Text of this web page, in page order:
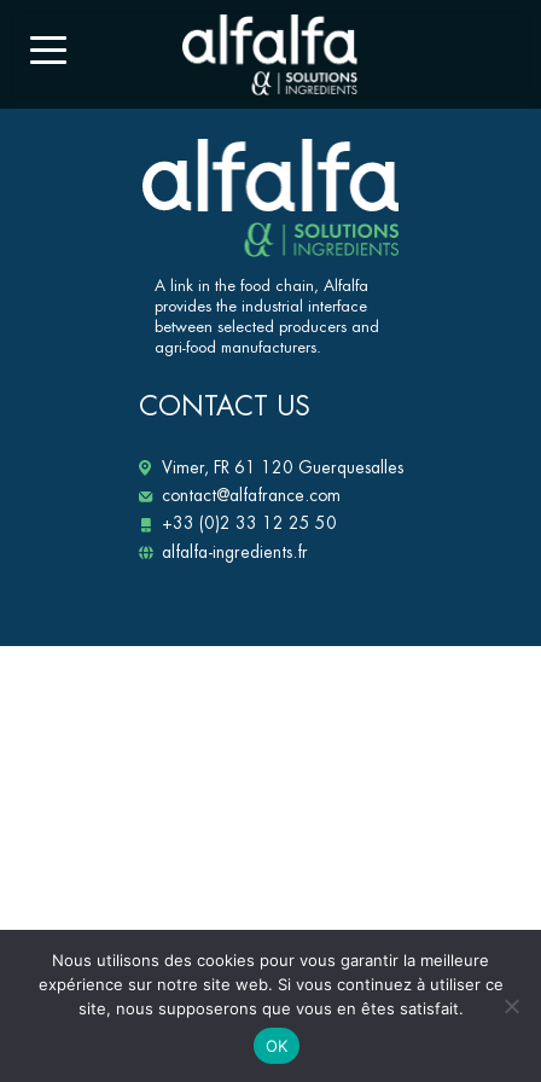
A link in the food chain, Alfalfa
provides the industrial interface
between selected producers and
agri-food manufacturers.
CONTACT US
Vimer, FR 61 120 Guerquesalles
contact@alfafrance.com
+33 (0)2 33 12 25 50
alfalfa-ingredients.fr
Nous utilisons des cookies pour vous garantir la meilleure
expérience sur notre site web. Si vous continuez à utiliser ce
site, nous supposerons que vous en êtes satisfait.
OK